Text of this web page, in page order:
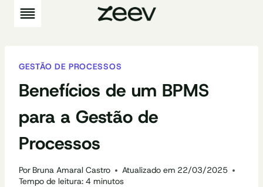
Pular
para
GESTÃO DE PROCESSOS
Benefícios de um BPMS
para a Gestão de
Processos
Por Bruna Amaral Castro Atualizado em 22/03/2025
Tempo de leitura: 4 minutos